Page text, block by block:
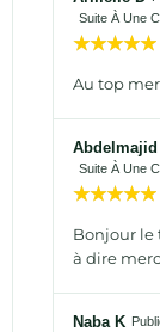
Suite À Une
Au top
Abdelmajid
Suite À Une
Bonjour le
à dire
Naba K